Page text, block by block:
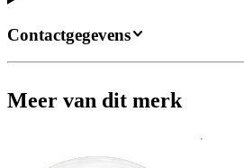
Contactgegevens
Meer van dit merk